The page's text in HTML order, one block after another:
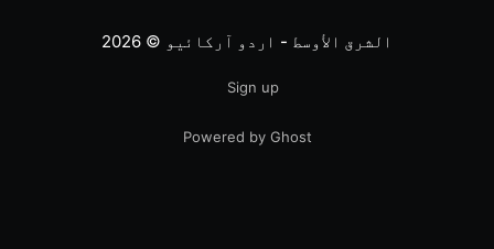
الشرق الأوسط - اردو آرکائیو © 2026
Sign up
Powered by Ghost